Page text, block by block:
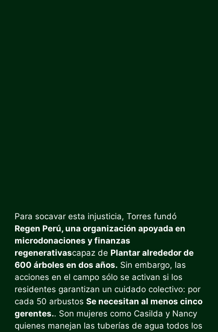
Para socavar esta injusticia, Torres fundó
Regen Perú, una organización apoyada en
microdonaciones y finanzas
regenerativascapaz de Plantar alrededor de
600 árboles en dos años. Sin embargo, las
acciones en el campo sólo se activan si los
residentes garantizan un cuidado colectivo: por
cada 50 arbustos Se necesitan al menos cinco
gerentes.. Son mujeres como Casilda y Nancy
quienes manejan las tuberías de agua todos los